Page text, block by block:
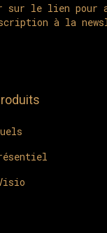
sur le lien pour
à la